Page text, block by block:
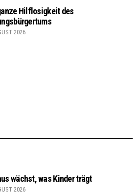
Hilflosigkeit des
2026
wächst, was Kinder trägt
2026